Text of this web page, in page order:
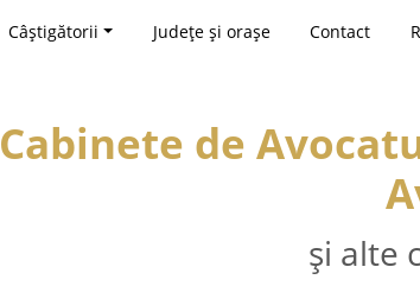
Câștigătorii Județe și orașe Contact
Cabinete de
și alte